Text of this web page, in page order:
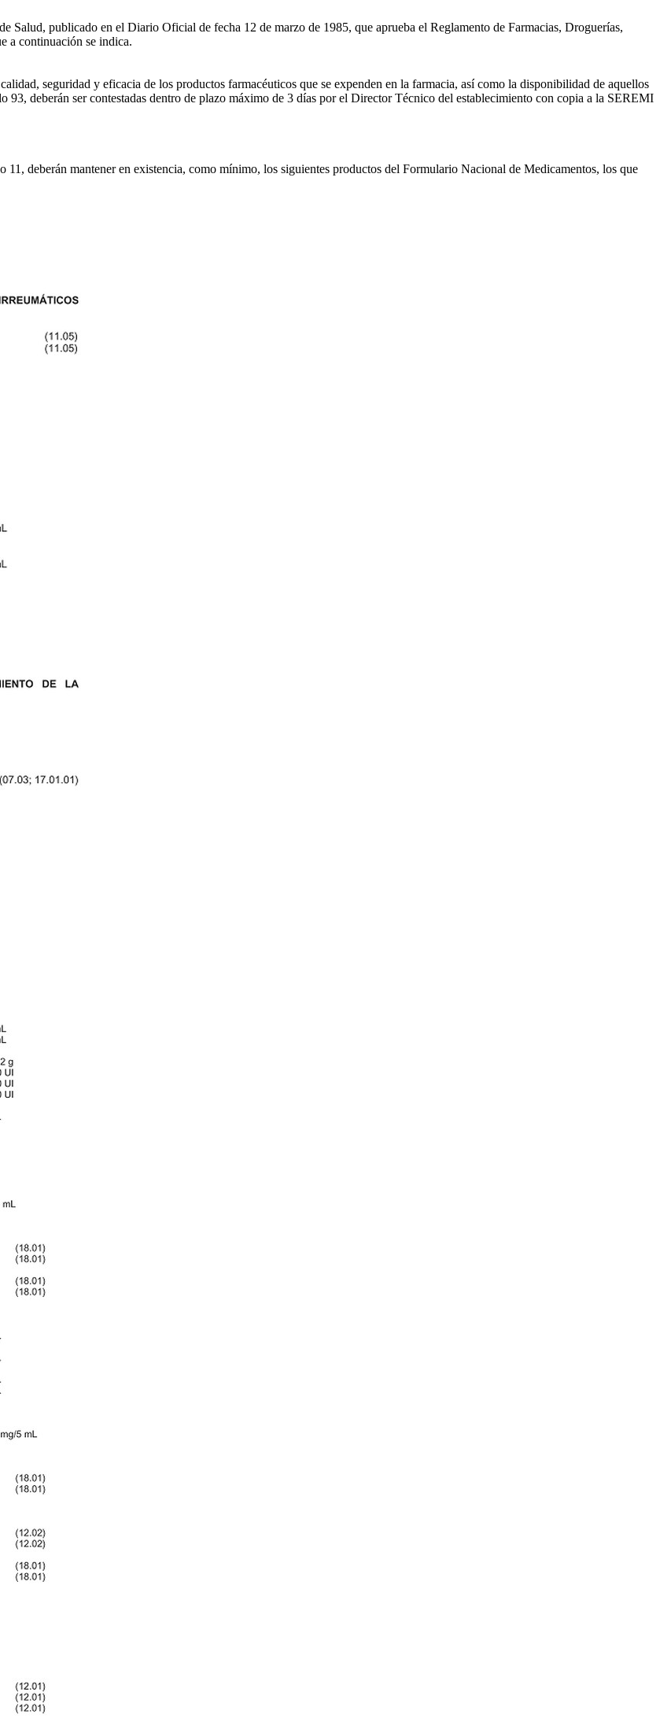
publicado en el Diario Oficial de fecha 12 de marzo de 1985, que aprueba el Reglamento de Farmacias, Droguerías,
a continuación se indica.
seguridad y eficacia de los productos farmacéuticos que se expenden en la farmacia, así como la disponibilidad de aquellos
93, deberán ser contestadas dentro de plazo máximo de 3 días por el Director Técnico del establecimiento con copia a la SEREMI
deberán mantener en existencia, como mínimo, los siguientes productos del Formulario Nacional de Medicamentos, los que